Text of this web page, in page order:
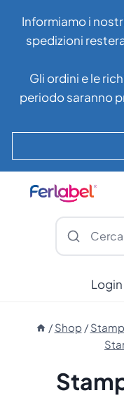
contenuto
Informiamo i
spedizioni
Gli ordini e le
periodo saranno
Login
/ Shop /